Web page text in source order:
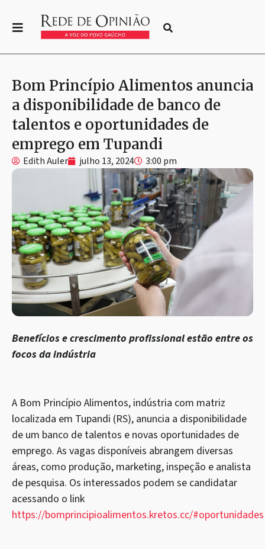
Bom Princípio Alimentos anuncia
a disponibilidade de banco de
talentos e oportunidades de
emprego em Tupandi
Edith Auler julho 13, 2024 3:00 pm
Benefícios e crescimento profissional estão entre os
focos da indústria
A Bom Princípio Alimentos, indústria com matriz
localizada em Tupandi (RS), anuncia a disponibilidade
de um banco de talentos e novas oportunidades de
emprego. As vagas disponíveis abrangem diversas
áreas, como produção, marketing, inspeção e analista
de pesquisa. Os interessados podem se candidatar
acessando o link
https://bomprincipioalimentos.kretos.cc/#oportunidades